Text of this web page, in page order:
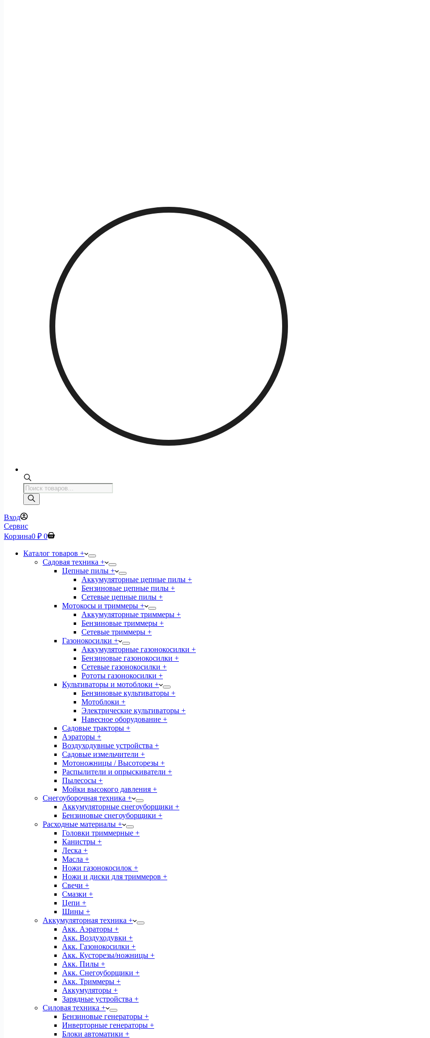
Поиск
товаров
Вход
Сервис
Корзина0 ₽ 0
Каталог товаров +
Садовая техника +
Цепные пилы +
Аккумуляторные цепные пилы +
Бензиновые цепные пилы +
Сетевые цепные пилы +
Мотокосы и триммеры +
Аккумуляторные триммеры +
Бензиновые триммеры +
Сетевые триммеры +
Газонокосилки +
Аккумуляторные газонокосилки +
Бензиновые газонокосилки +
Сетевые газонокосилки +
Рототы газонокосилки +
Культиваторы и мотоблоки +
Бензиновые культиваторы +
Мотоблоки +
Электрические культиваторы +
Навесное оборудование +
Садовые тракторы +
Аэраторы +
Воздуходувные устройства +
Садовые измельчители +
Мотоножницы / Высоторезы +
Распылители и опрыскиватели +
Пылесосы +
Мойки высокого давления +
Снегоуборочная техника +
Аккумуляторные снегоуборщики +
Бензиновые снегоуборщики +
Расходные материалы +
Головки триммерные +
Канистры +
Леска +
Масла +
Ножи газонокосилок +
Ножи и диски для триммеров +
Свечи +
Смазки +
Цепи +
Шины +
Аккумуляторная техника +
Акк. Аэраторы +
Акк. Воздуходувки +
Акк. Газонокосилки +
Акк. Кусторезы/ножницы +
Акк. Пилы +
Акк. Снегоуборщики +
Акк. Триммеры +
Аккумуляторы +
Зарядные устройства +
Силовая техника +
Бензиновые генераторы +
Инверторные генераторы +
Блоки автоматики +